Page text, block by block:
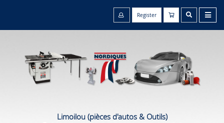
Register
Limoilou (pièces d'autos & Outils)